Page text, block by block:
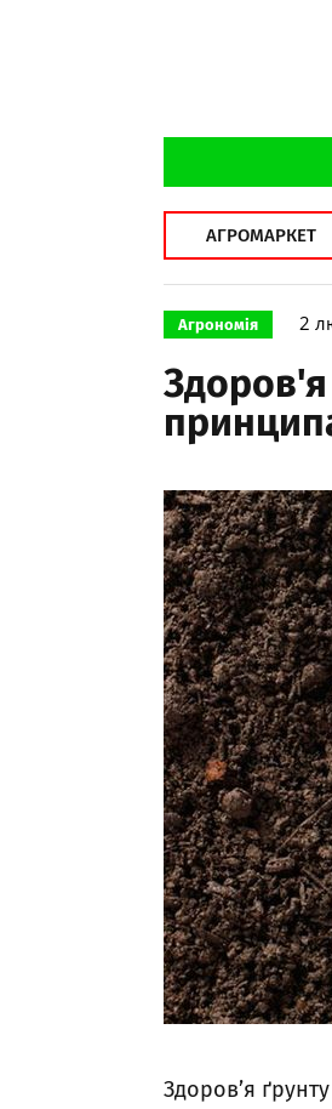
АГРОМАРКЕТ
Агрономія 2
Здоров'я
Здоров’я